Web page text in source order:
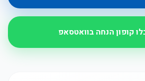
קופון הנחה בוואטסאפ